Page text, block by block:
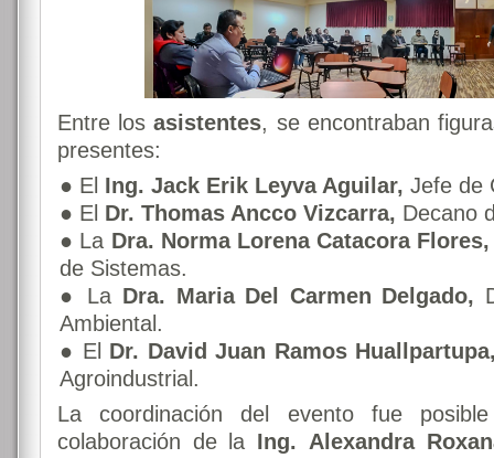
Entre losasistentes, se encontraban
presentes:
● El Ing. Jack Erik Leyva Aguilar, Jefe de
● El Dr. Thomas Ancco Vizcarra, Decano
● La Dra. Norma Lorena Catacora Flores,
de Sistemas.
● La Dra. Maria Del Carmen Delgado,
Ambiental.
● El Dr. David Juan Ramos
Agroindustrial.
La coordinación del evento fue
colaboración de la Ing. Alexandra